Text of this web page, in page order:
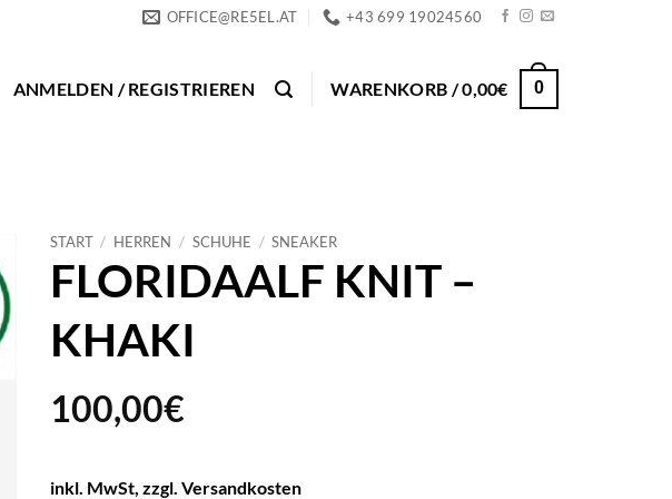
OFFICE@RE5EL.AT +43 699 19024560
ANMELDEN / REGISTRIEREN WARENKORB /0,00€ 0
START / HERREN / SCHUHE / SNEAKER
FLORIDAALF KNIT –
KHAKI
100,00€
inkl. MwSt, zzgl. Versandkosten